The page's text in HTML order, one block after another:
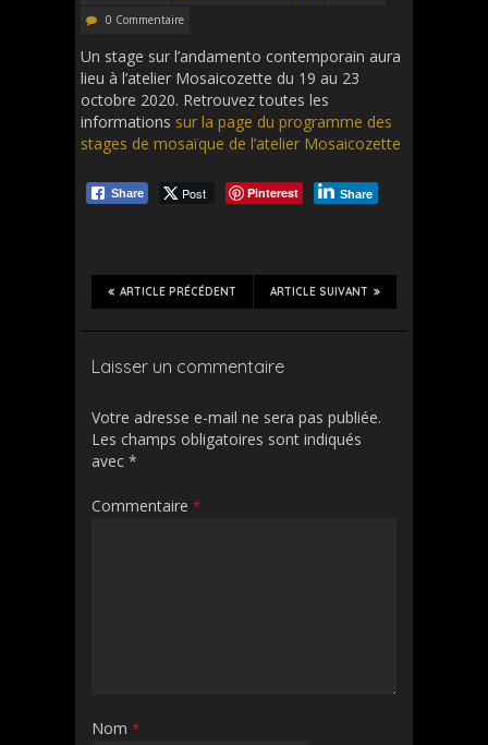
0 Commentaire
Un stage sur l’andamento contemporain aura
lieu à l’atelier Mosaicozette du 19 au 23
octobre 2020. Retrouvez toutes les
informations sur la page du programme des
stages de mosaïque de l’atelier Mosaicozette
Share Post Pinterest Share
ARTICLE SUIVANT
ARTICLE PRÉCÉDENT
Laisser un commentaire
Votre adresse e-mail ne sera pas publiée.
Les champs obligatoires sont indiqués
avec *
Commentaire *
Nom *